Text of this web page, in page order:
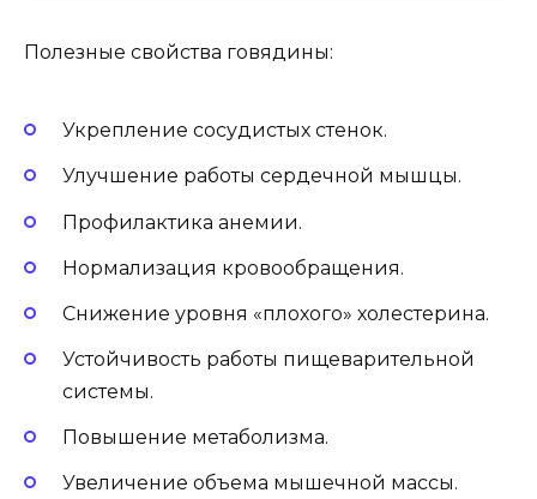
Полезные свойства говядины:
Укрепление сосудистых стенок.
Улучшение работы сердечной мышцы.
Профилактика анемии.
Нормализация кровообращения.
Снижение уровня «плохого» холестерина.
Устойчивость работы пищеварительной
системы.
Повышение метаболизма.
Увеличение объема мышечной массы.